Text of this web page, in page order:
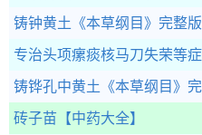
铸钟黄土 《本草纲目》完整版
专治头项瘰痰核马刀失荣等
铸铧孔中黄土 《本草纲目》
砖子苗 【中药大全】